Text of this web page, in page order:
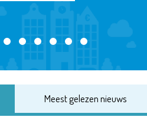
Meest gelezen nieuws